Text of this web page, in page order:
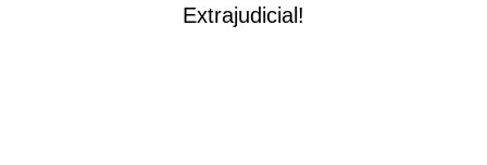
Extrajudicial!